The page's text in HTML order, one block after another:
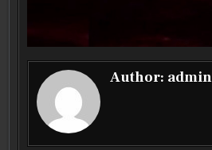
Author: admin